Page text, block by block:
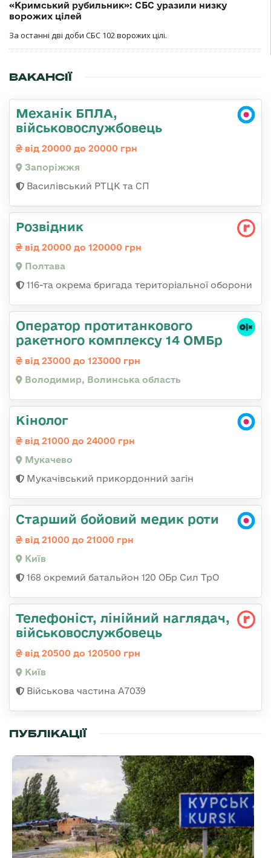
«Кримський рубильник»: СБС уразили низку
ворожих цілей
За останні дві доби СБС 102 ворожих цілі.
ВАКАНСІЇ
Механік БПЛА,
військовослужбовець
від 20000 до 20000 грн
Запоріжжя
Василівський РТЦК та СП
Розвідник
від 20000 до 120000 грн
Полтава
116-та окрема бригада територіальної оборони
Оператор протитанкового
ракетного комплексу 14 ОМБр
від 23000 до 123000 грн
Володимир, Волинська область
Кінолог
від 21000 до 24000 грн
Мукачево
Мукачівський прикордонний загін
Старший бойовий медик роти
від 21000 до 21000 грн
Київ
168 окремий батальйон 120 ОБр Cил ТрО
Телефоніст, лінійний наглядач,
військовослужбовець
від 20500 до 120500 грн
Київ
Військова частина А7039
ПУБЛІКАЦІЇ